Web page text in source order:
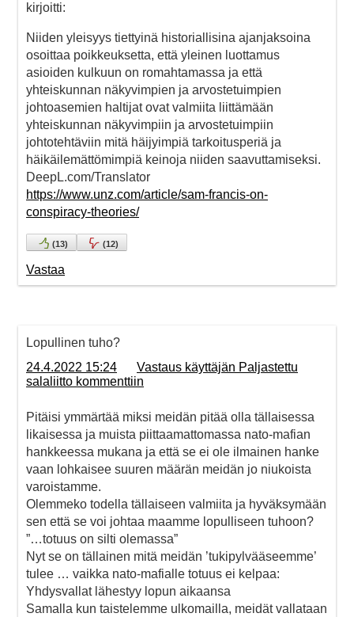
kirjoitti:
Niiden yleisyys tiettyinä historiallisina ajanjaksoina
osoittaa poikkeuksetta, että yleinen luottamus
asioiden kulkuun on romahtamassa ja että
yhteiskunnan näkyvimpien ja arvostetuimpien
johtoasemien haltijat ovat valmiita liittämään
yhteiskunnan näkyvimpiin ja arvostetuimpiin
johtotehtäviin mitä häijyimpiä tarkoitusperiä ja
häikäilemättömimpiä keinoja niiden saavuttamiseksi.
DeepL.com/Translator
https://www.unz.com/article/sam-francis-on-
conspiracy-theories/
(13) (12)
Vastaa
Lopullinen tuho?
24.4.2022 15:24
Vastaus käyttäjän Paljastettu
salaliitto kommenttiin
Pitäisi ymmärtää miksi meidän pitää olla tällaisessa
likaisessa ja muista piittaamattomassa nato-mafian
hankkeessa mukana ja että se ei ole ilmainen hanke
vaan lohkaisee suuren määrän meidän jo niukoista
varoistamme.
Olemmeko todella tällaiseen valmiita ja hyväksymään
sen että se voi johtaa maamme lopulliseen tuhoon?
”…totuus on silti olemassa”
Nyt se on tällainen mitä meidän ’tukipylvääseemme’
tulee … vaikka nato-mafialle totuus ei kelpaa:
Yhdysvallat lähestyy lopun aikaansa
Samalla kun taistelemme ulkomailla, meidät vallataan